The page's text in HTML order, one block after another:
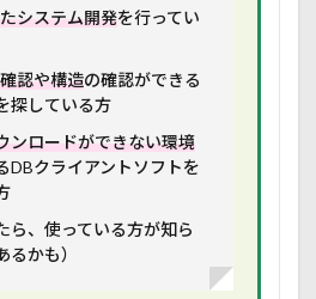
システム開発を行ってい
認や構造の確認ができる
探している方
ンロードができない環境
DBクライアントソフトを
ら、使っている方が知ら
るかも）